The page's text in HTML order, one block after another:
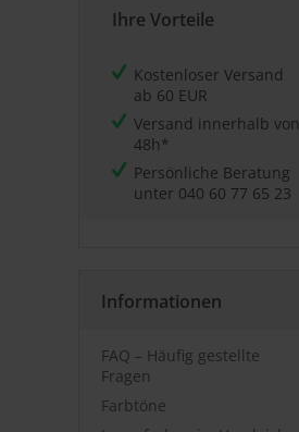
Ihre Vorteile
Kostenloser Versand
ab 60 EUR
Versand innerhalb von
48h*
Persönliche Beratung
unter 040 60 77 65 23
Informationen
FAQ – Häufig gestellte
Fragen
Farbtöne